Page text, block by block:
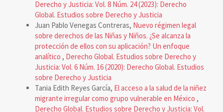
Derecho y Justicia: Vol. 8 Núm. 24 (2023): Derecho
Global. Estudios sobre Derecho y Justicia
Juan Pablo Venegas Contreras, Nuevo régimen legal
sobre derechos de las Niñas y Niños. ¿Se alcanza la
protección de ellos con su aplicación? Un enfoque
analítico , Derecho Global. Estudios sobre Derecho y
Justicia: Vol. 6 Núm. 16 (2020): Derecho Global. Estudios
sobre Derecho y Justicia
Tania Edith Reyes García, El acceso a la salud de la niñez
migrante irregular como grupo vulnerable en México ,
Derecho Global. Estudios sobre Derecho y Justicia: Vol.